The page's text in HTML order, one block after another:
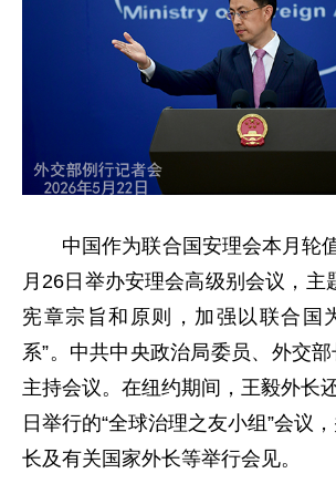
中国作为联合国安理会本月轮
月26日举办安理会高级别会议，主
宪章宗旨和原则，加强以联合国
系”。中共中央政治局委员、外交
主持会议。在纽约期间，王毅外长
日举行的“全球治理之友小组”会议
长及有关国家外长等举行会见。